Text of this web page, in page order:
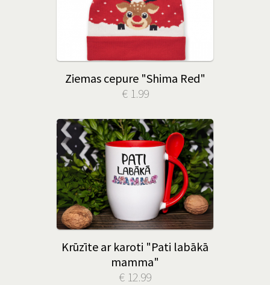
Ziemas cepure "Shima Red"
€ 1.99
Krūzīte ar karoti "Pati labākā
mamma"
€ 12.99